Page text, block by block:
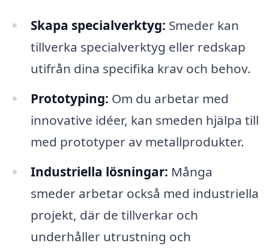
Skapa specialverktyg: Smeder kan
tillverka specialverktyg eller redskap
utifrån dina specifika krav och behov.
Prototyping: Om du arbetar med
innovative idéer, kan smeden hjälpa till
med prototyper av metallprodukter.
Industriella lösningar: Många
smeder arbetar också med industriella
projekt, där de tillverkar och
underhåller utrustning och